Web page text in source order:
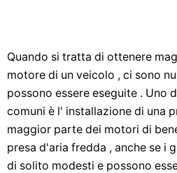
Quando si tratta di ottenere
motore di un veicolo , ci sono
possono essere eseguite . Uno
comuni è l' installazione di una
maggior parte dei motori di
presa d'aria fredda , anche se i
di solito modesti e possono